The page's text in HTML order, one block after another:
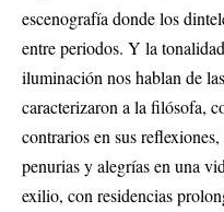
escenografía donde los
entre periodos. Y la
iluminación nos hablan de
caracterizaron a la filósofa,
contrarios en sus
penurias y alegrías en una
exilio, con residencias